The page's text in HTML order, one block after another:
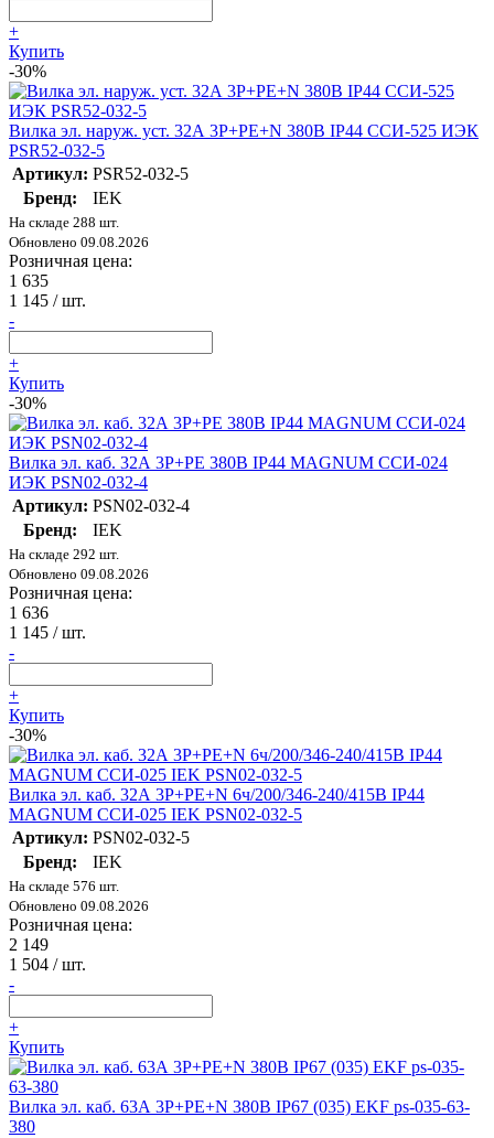
+
Купить
-30%
Вилка эл. наруж. уст. 32А 3P+PE+N 380В IP44 ССИ-525 ИЭК
PSR52-032-5
Артикул: PSR52-032-5
Бренд:
IEK
На складе 288 шт.
Обновлено 09.08.2026
Розничная цена:
1 635
1 145 / шт.
-
+
Купить
-30%
Вилка эл. каб. 32А 3P+PE 380В IP44 MAGNUM ССИ-024
ИЭК PSN02-032-4
Артикул: PSN02-032-4
Бренд:
IEK
На складе 292 шт.
Обновлено 09.08.2026
Розничная цена:
1 636
1 145 / шт.
-
+
Купить
-30%
Вилка эл. каб. 32А 3P+PE+N 6ч/200/346-240/415В IP44
MAGNUM ССИ-025 IEK PSN02-032-5
Артикул: PSN02-032-5
Бренд:
IEK
На складе 576 шт.
Обновлено 09.08.2026
Розничная цена:
2 149
1 504 / шт.
-
+
Купить
Вилка эл. каб. 63А 3P+РЕ+N 380В IP67 (035) EKF ps-035-63-
380